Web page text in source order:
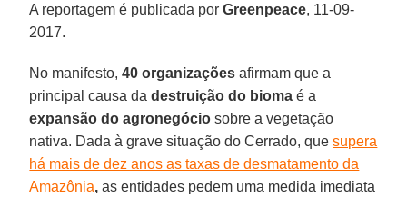
A reportagem é publicada porGreenpeace, 11-09-
2017.
No manifesto,40 organizações afirmam que a
principal causa dadestruição do bioma é a
expansão do agronegócio sobre a vegetação
nativa. Dada à grave situação do Cerrado, quesupera
há mais de dez anos as taxas de desmatamento da
Amazônia, as entidades pedem uma medida imediata